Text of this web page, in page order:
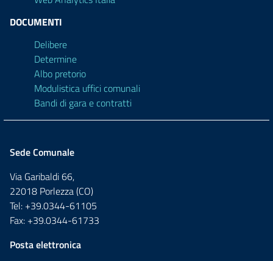
DOCUMENTI
Delibere
Determine
Albo pretorio
Modulistica uffici comunali
Bandi di gara e contratti
Sede Comunale
Via Garibaldi 66,
22018 Porlezza (CO)
Tel: +39.0344-61105
Fax: +39.0344-61733
Posta elettronica